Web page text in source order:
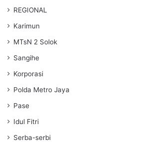
REGIONAL
Karimun
MTsN 2 Solok
Sangihe
Korporasi
Polda Metro Jaya
Pase
Idul Fitri
Serba-serbi